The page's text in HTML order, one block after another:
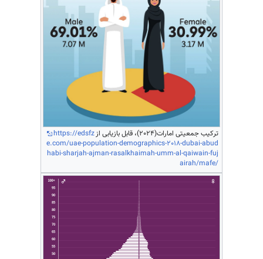
ترکیب جمعیتی امارات(2024)، قابل بازیابی از
https://edsfz
e.com/uae-population-demographics-2018-dubai-abud
habi-sharjah-ajman-rasalkhaimah-umm-al-qaiwain-fuj
airah/mafe/